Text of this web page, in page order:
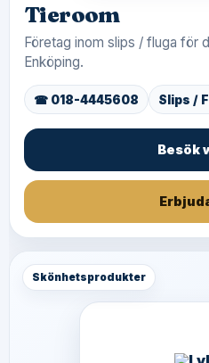
Tieroom
Företag inom slips / fluga för
Enköping.
☎ 018-4445608 Slips /
Besök
Skönhetsprodukter